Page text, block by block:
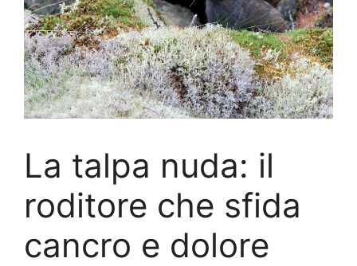
La talpa nuda: il
roditore che sfida
cancro e dolore